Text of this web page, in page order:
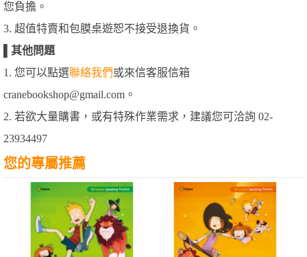
您負擔。
3. 超值特賣和包膜桌遊恕不接受退換貨。
其他問題
1. 您可以點選聯絡我們或來信客服信箱
cranebookshop@gmail.com。
2. 若欲大量購書，或有特殊作業需求，建議您可洽詢 02-
23934497
您的專屬推薦